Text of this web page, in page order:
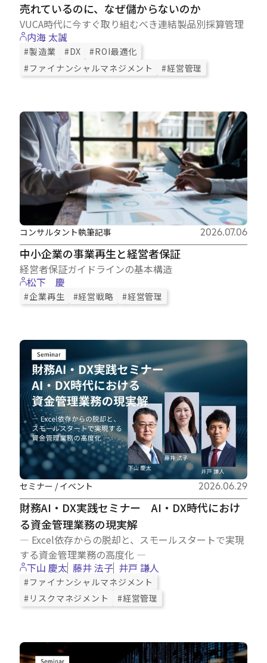
売れているのに、なぜ儲からないのか
VUCA時代に今すぐ取り組むべき連結製品別採算管理
内海 太誠
#製造業 #DX
#ROI最適化
#ファイナンシャルマネジメント
#経営管理
中小企業の事業再生と経営者保証
経営者保証ガイドラインの基本構造
コンサルタント執筆記事 2026.07.06
松下 慶
#企業再生 #経営戦略 #経営管理
財務AI・DX実践セミナー AI・DX時代におけ
る資金管理業務の現実解
― Excel依存からの脱却と、スモールスタートで実現
する資金管理業務の高度化 ―
セミナー / イベント 2026.06.29
下山 慶太 藤井 法子 井戸 謙人
#ファイナンシャルマネジメント
#リスクマネジメント
#経営管理